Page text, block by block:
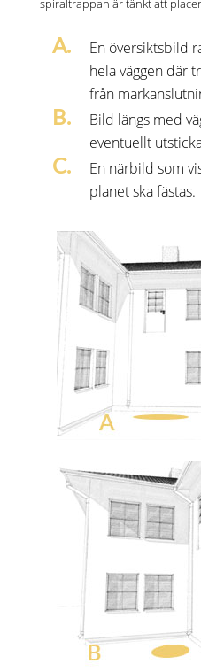
KORROSIONSSKYDD
spiraltrappan är tänkt att
En översiktsbild
hela väggen där
från
Bild längs med
eventuellt
En närbild som
planet ska fästas.